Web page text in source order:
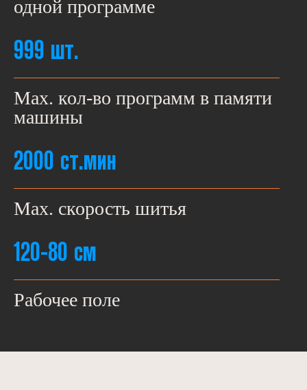
одной программе
999 шт.
Мах. кол-во программ в памяти
машины
2000 ст.мин
Маx. скорость шитья
120-80 см
Рабочее поле